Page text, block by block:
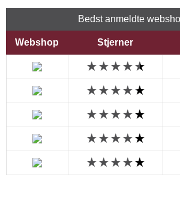
Bedst anmeldte
Webshop Stjerner